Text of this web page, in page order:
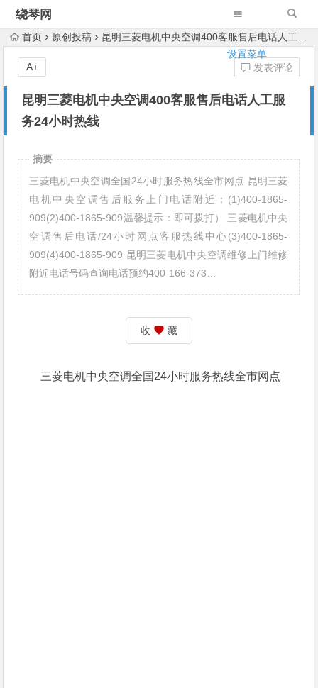
绕琴网
设置菜单
首页 原创投稿 昆明三菱电机中央空调400客服售后电话人工服务24小时热线
昆明三菱电机中央空调400客服售后电话人工服
务24小时热线
发表评论
A+
摘要
三菱电机中央空调全国24小时服务热线全市网点 昆明三菱
电机中央空调售后服务上门电话附近：(1)400-1865-
909(2)400-1865-909温馨提示：即可拨打） 三菱电机中央
空调售后电话/24小时网点客服热线中心(3)400-1865-
909(4)400-1865-909 昆明三菱电机中央空调维修上门维修
附近电话号码查询电话预约400-166-373…
收 藏
三菱电机中央空调全国24小时服务热线全市网点